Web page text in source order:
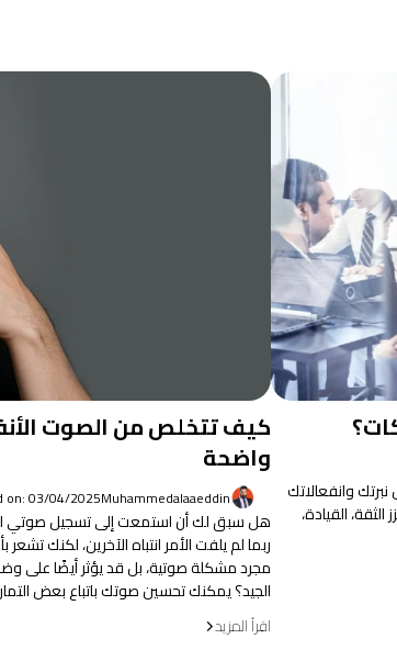
وانفعالاتك
القيادة،
كيف تتخلص من الصوت
واضحة
Muhammedalaaeddin
on: 03/04/2025
هل سبق لك أن استمعت إلى تسجيل صوتي
ربما لم يلفت الأمر انتباه الآخرين، لكنك
مجرد مشكلة صوتية، بل قد يؤثر أيضًا على
الجيد؟ يمكنك تحسين صوتك باتباع بعض
اقرأ المزيد